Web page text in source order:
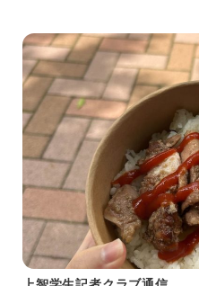
育研究拠点「アジア人